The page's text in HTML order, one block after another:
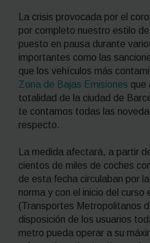
La crisis provocada por el
por completo nuestro estilo
puesto en pausa durante
importantes como las
que los vehículos más
Zona de Bajas Emisiones que
totalidad de la ciudad de
te contamos todas las
respecto.
La medida afectará, a partir
cientos de miles de coches
de esta fecha circulaban por
norma y con el inicio del curso
(Transportes Metropolitanos
disposición de los usuarios
metro pueda operar a su